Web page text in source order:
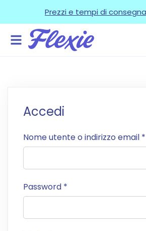
Prezzi e tempi di
Accedi
Nome utente o indirizzo email *
Password *